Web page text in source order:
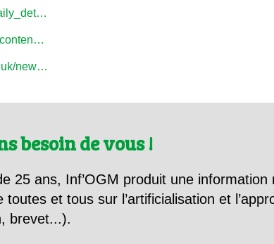
conten…
new…
besoin de vous !
25 ans, Inf’OGM produit une
toutes et tous sur l’artificialisation et
brevet...).